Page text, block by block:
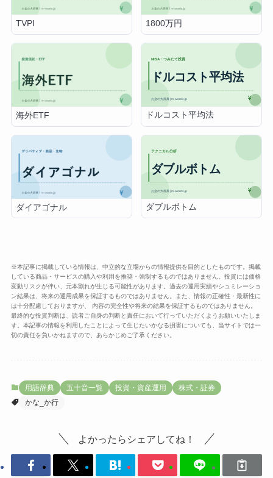
TVPI 1800万円
海外ETF ドルコスト平均法
ダイアゴナル ダブルボトム
※本記事に掲載している情報は、中立的な立場からの情報提供を目的としたものです。掲載
している商品・サービスの購入や利用を推奨・強制するものではありません。投資には価格
変動リスクが伴い、元本割れが生じる可能性があります。過去の運用実績やシュミレーショ
ン結果は、将来の運用成果を保証するものではありません。また、情報の正確性・最新性に
は十分配慮しておりますが、 内容の完全性や将来の結果を保証するものではありません。
最終的な投資判断は、読者ご自身の判断と責任において行っていただくようお願いいたしま
す。本記事の情報を利用したことによって生じたいかなる損害についても、当サイトでは一
切の責任を負いかねますので、あらかじめご了承ください。
用語辞典 五十音一覧 投資・資産運用
株式・証券
かな_か行
よかったらシェアしてね！